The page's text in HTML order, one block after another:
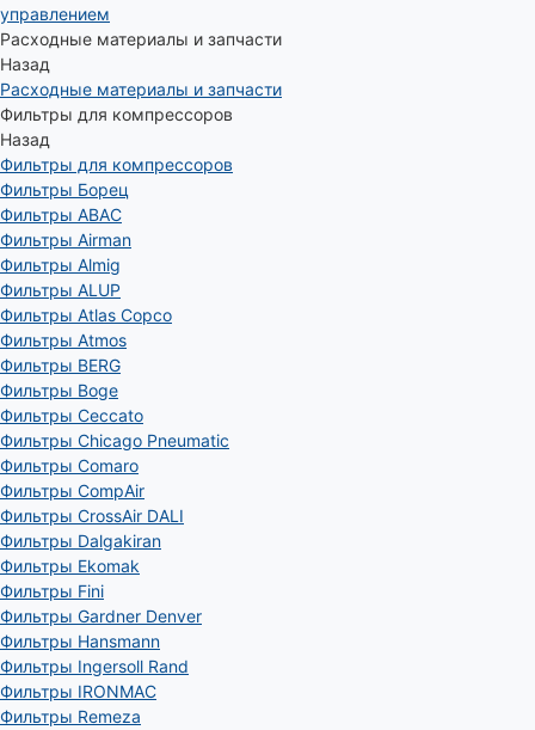
управлением
Расходные материалы и запчасти
Назад
Расходные материалы и запчасти
Фильтры для компрессоров
Назад
Фильтры для компрессоров
Фильтры Борец
Фильтры ABAC
Фильтры Airman
Фильтры Almig
Фильтры ALUP
Фильтры Atlas Copco
Фильтры Atmos
Фильтры BERG
Фильтры Boge
Фильтры Ceccato
Фильтры Chicago Pneumatic
Фильтры Comaro
Фильтры CompAir
Фильтры CrossAir DALI
Фильтры Dalgakiran
Фильтры Ekomak
Фильтры Fini
Фильтры Gardner Denver
Фильтры Hansmann
Фильтры Ingersoll Rand
Фильтры IRONMAC
Фильтры Remeza